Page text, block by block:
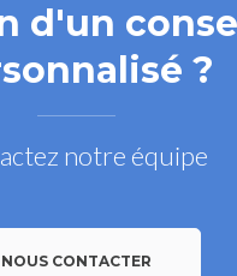
d'un
?
notre équipe
NOUS CONTACTER